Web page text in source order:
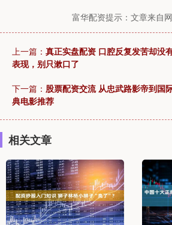
富华配资提示：文章来自
上一篇： 真正实盘配资 口腔反复发苦却没
表现，别只漱口了
下一篇： 股票配资交流 从忠武路影帝到国
典电影推荐
相关文章